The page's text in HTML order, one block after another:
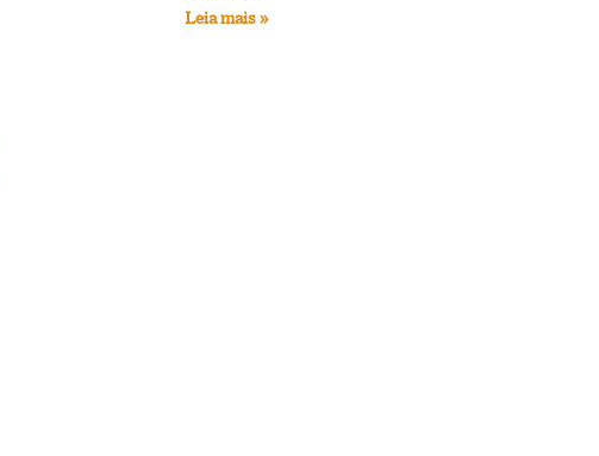
Leia mais »